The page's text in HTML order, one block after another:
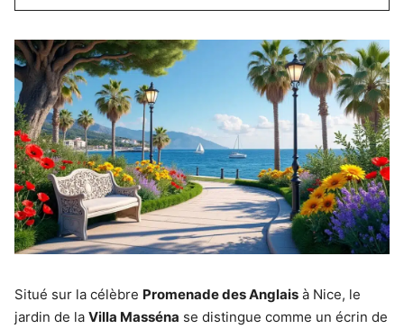
Situé sur la célèbre Promenade des Anglais à Nice, le
jardin de la Villa Masséna se distingue comme un écrin de